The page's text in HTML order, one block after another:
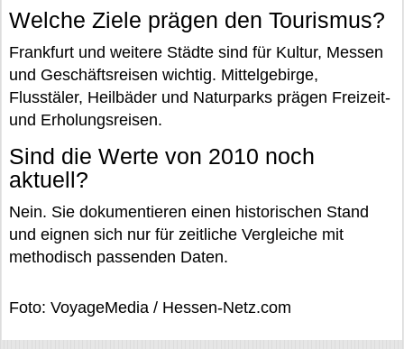
Welche Ziele prägen den Tourismus?
Frankfurt und weitere Städte sind für Kultur, Messen
und Geschäftsreisen wichtig. Mittelgebirge,
Flusstäler, Heilbäder und Naturparks prägen Freizeit-
und Erholungsreisen.
Sind die Werte von 2010 noch
aktuell?
Nein. Sie dokumentieren einen historischen Stand
und eignen sich nur für zeitliche Vergleiche mit
methodisch passenden Daten.
Foto: VoyageMedia / Hessen-Netz.com